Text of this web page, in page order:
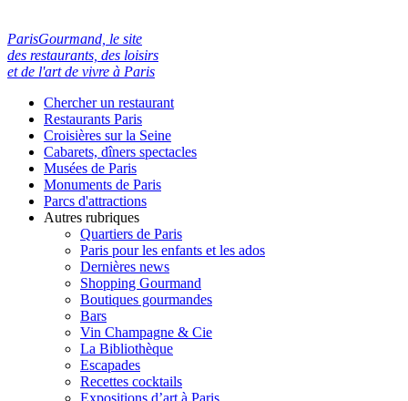
ParisGourmand, le site
des restaurants, des loisirs
et de l'art de vivre à Paris
Chercher un restaurant
Restaurants Paris
Croisières sur la Seine
Cabarets, dîners spectacles
Musées de Paris
Monuments de Paris
Parcs d'attractions
Autres rubriques
Quartiers de Paris
Paris pour les enfants et les ados
Dernières news
Shopping Gourmand
Boutiques gourmandes
Bars
Vin Champagne & Cie
La Bibliothèque
Escapades
Recettes cocktails
Expositions d’art à Paris